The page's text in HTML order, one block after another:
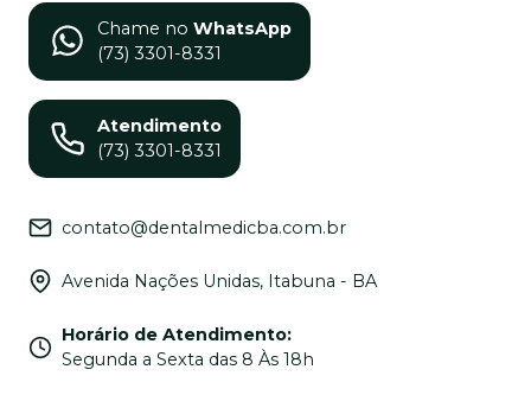
Chame no WhatsApp
(73) 3301-8331
Atendimento
(73) 3301-8331
contato@dentalmedicba.com.br
Avenida Nações Unidas, Itabuna - BA
Horário de Atendimento:
Segunda a Sexta das 8 Às 18h